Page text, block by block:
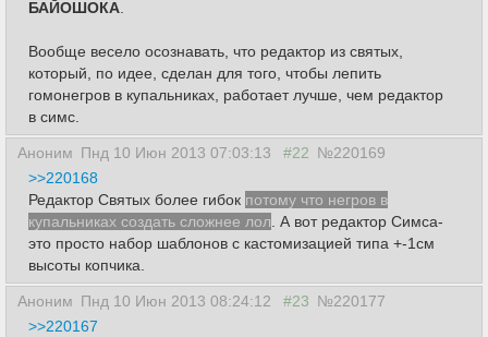
БАЙОШОКА
Вообще весело осознавать, что редактор из святых,
который, по идее, сделан для того, чтобы лепить
гомонегров в купальниках, работает лучше, чем редактор
в симс.
Аноним Пнд 10 Июн 2013 07:03:13 #22 №220169
>>220168
Редактор Святых более гибок потому что негров в
купальниках создать сложнее лол . А вот редактор Симса-
это просто набор шаблонов с кастомизацией типа +-1см
высоты копчика.
Аноним Пнд 10 Июн 2013 08:24:12 #23 №220177
>>220167